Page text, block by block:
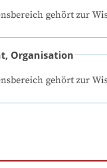
gehört zur
Organisation
gehört zur